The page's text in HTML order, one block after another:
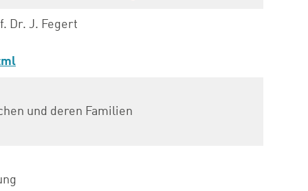
Dr. J. Fegert
und deren Familien